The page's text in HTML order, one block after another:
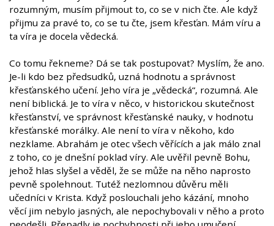
rozumným, musím přijmout to, co se v nich čte. Ale když
přijmu za pravé to, co se tu čte, jsem křesťan. Mám víru a
ta víra je docela vědecká.
Co tomu řekneme? Dá se tak postupovat? Myslím, že ano.
Je-li kdo bez předsudků, uzná hodnotu a správnost
křesťanského učení. Jeho víra je „vědecká“, rozumná. Ale
není biblická. Je to víra v něco, v historickou skutečnost
křesťanství, ve správnost křesťanské nauky, v hodnotu
křesťanské morálky. Ale není to víra v někoho, kdo
nezklame. Abrahám je otec všech věřících a jak málo znal
z toho, co je dnešní poklad víry. Ale uvěřil pevně Bohu,
jehož hlas slyšel a věděl, že se může na něho naprosto
pevně spolehnout. Tutéž nezlomnou důvěru měli
učedníci v Krista. Když poslouchali jeho kázání, mnoho
věcí jim nebylo jasných, ale nepochybovali v něho a proto